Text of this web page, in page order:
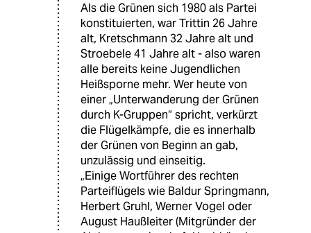
Als die Grünen sich 1980 als Partei
konstituierten, war Trittin 26 Jahre
alt, Kretschmann 32 Jahre alt und
Stroebele 41 Jahre alt - also waren
alle bereits keine Jugendlichen
Heißsporne mehr. Wer heute von
einer „Unterwanderung der Grünen
durch K-Gruppen“ spricht, verkürzt
die Flügelkämpfe, die es innerhalb
der Grünen von Beginn an gab,
unzulässig und einseitig.
„Einige Wortführer des rechten
Parteiflügels wie Baldur Springmann,
Herbert Gruhl, Werner Vogel oder
August Haußleiter (Mitgründer der